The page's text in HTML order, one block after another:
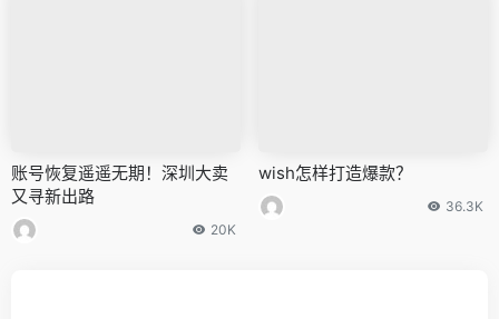
账号恢复遥遥无期！深圳大卖
又寻新出路
20K
wish怎样打造爆款？
36.3K